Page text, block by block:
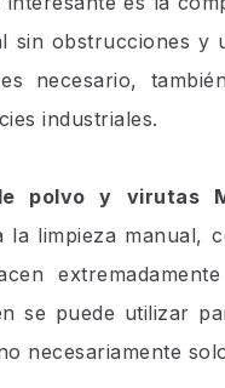
sin obstrucciones y
necesario,
industriales.
polvo y virutas
la limpieza manual,
se puede utilizar
necesariamente